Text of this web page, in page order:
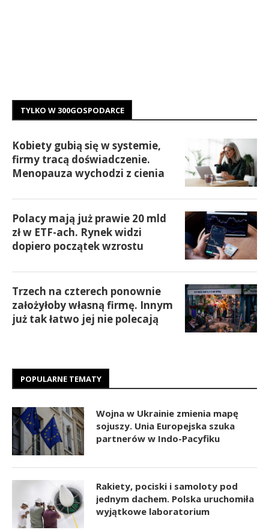
TYLKO W 300GOSPODARCE
Kobiety gubią się w systemie,
firmy tracą doświadczenie.
Menopauza wychodzi z cienia
Polacy mają już prawie 20 mld
zł w ETF-ach. Rynek widzi
dopiero początek wzrostu
Trzech na czterech ponownie
założyłoby własną firmę. Innym
już tak łatwo jej nie polecają
POPULARNE TEMATY
Wojna w Ukrainie zmienia mapę
sojuszy. Unia Europejska szuka
partnerów w Indo-Pacyfiku
Rakiety, pociski i samoloty pod
jednym dachem. Polska uruchomiła
wyjątkowe laboratorium